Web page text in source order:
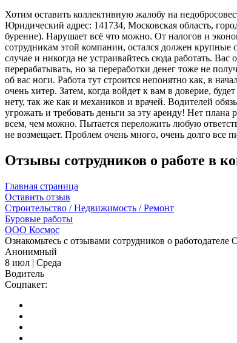
Хотим оставить коллективную жалобу на
Юридический адрес: 141734, Московская область,
бурение). Нарушает всё что можно. От налогов и
сотрудникам этой компании, остался должен
случае и никогда не устраивайтесь сюда работать.
перерабатывать, но за переработки денег тоже не
об вас ноги. Работа тут строится непонятно как, в
очень хитер. Затем, когда войдет к вам в доверие,
нету, так же как и механиков и врачей. Водителей
угрожать и требовать деньги за эту аренду! Нет
всем, чем можно. Пытается переложить любую
не возмещает. Проблем очень много, очень долго все
Отзывы сотрудников о работе в
Главная страница
Оставить отзыв
Строительство / Недвижимость / Ремонт
Буровые работы
ООО Космос
Ознакомьтесь с отзывами сотрудников о
Анонимный
8 июл | Среда
Водитель
Соцпакет: